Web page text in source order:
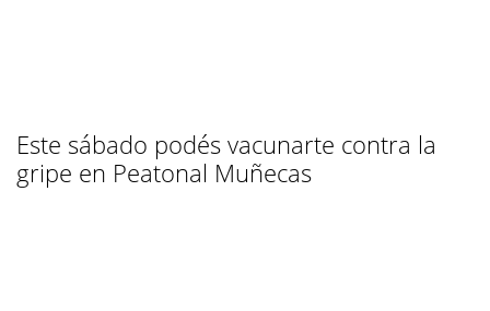
Este sábado podés vacunarte contra la
gripe en Peatonal Muñecas